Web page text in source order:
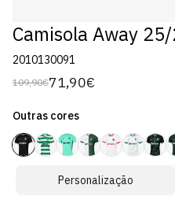
Camisola Away
2010130091
Preço
109,90€
Preço
venda
71,90€
Outras cores
Personalização